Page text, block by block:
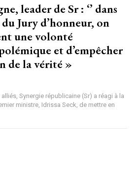
leader de Sr : ‘’ dans
Jury d’honneur, on
une volonté
et d’empêcher
de la vérité »
Synergie républicaine (Sr) a réagi à la
ministre, Idrissa Seck, de mettre en